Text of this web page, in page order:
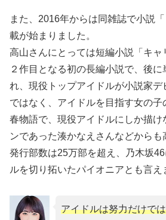
また、2016年からは同雑誌で小説
載が始まりました。
高山さんにとっては短編小説「キャ
２作目となる初の長編小説で、後
れ、現役トップアイドルが小説家
ではなく、アイドルを目指す女の
春物語で、現役アイドルにしか描け
ンであった湊かなえさんなどから
発行部数は25万部を超え、乃木坂
ルを切り拓いたパイオニアとも言え
アイドルは努力だけで